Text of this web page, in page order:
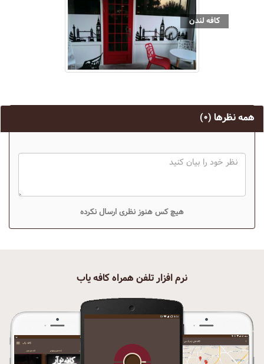
کافه لندن
همه نظرها (۰)
هیچ کس هنوز نظری ارسال نکرده
نرم افزار تلفن همراه کافه یاب